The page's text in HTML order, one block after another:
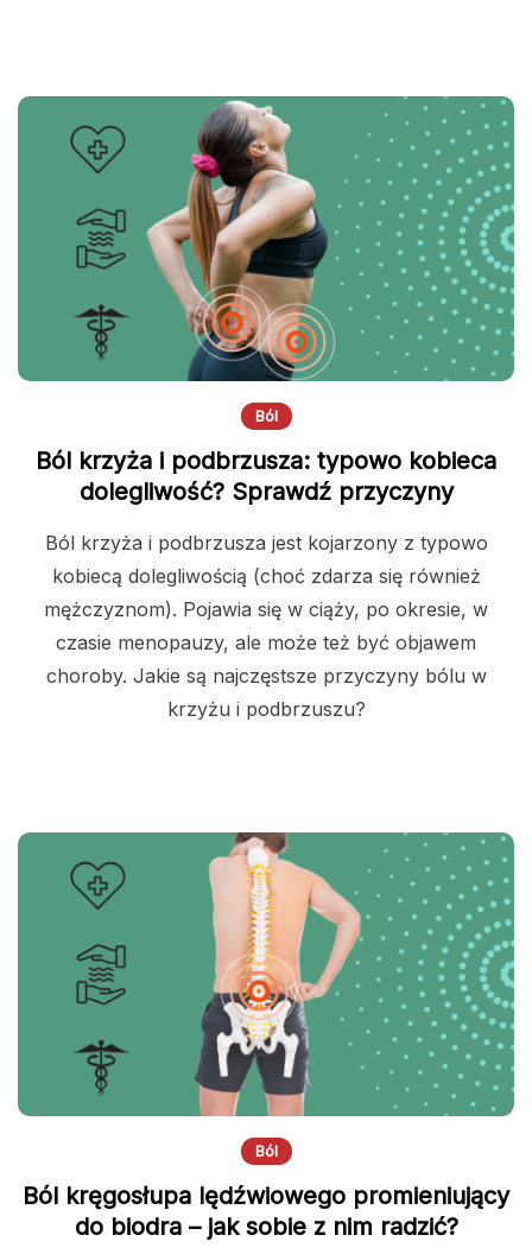
Ból
Ból krzyża i podbrzusza: typowo kobieca
dolegliwość? Sprawdź przyczyny
Ból krzyża i podbrzusza jest kojarzony z typowo
kobiecą dolegliwością (choć zdarza się również
mężczyznom). Pojawia się w ciąży, po okresie, w
czasie menopauzy, ale może też być objawem
choroby. Jakie są najczęstsze przyczyny bólu w
krzyżu i podbrzuszu?
Ból
Ból kręgosłupa lędźwiowego promieniujący
do biodra – jak sobie z nim radzić?